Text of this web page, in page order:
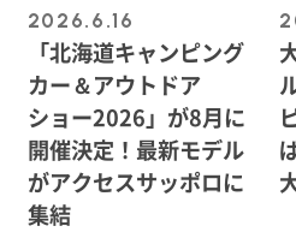
2026.6.16
「北海道キャンピング
カー＆アウトドア
ショー2026」が8月に
開催決定！最新モデル
がアクセスサッポロに
集結